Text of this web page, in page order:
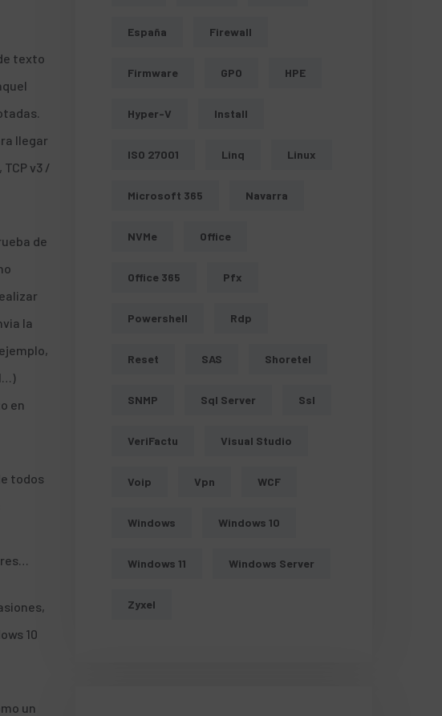
texto
llegar
v3 /
de
la
en
todos
10
un
España Firewall
Firmware GPO HPE
Hyper-V Install
ISO 27001 Linq Linux
Microsoft 365 Navarra
NVMe Office
Office 365 Pfx
Powershell Rdp
Reset SAS Shoretel
SNMP Sql Server Ssl
VeriFactu Visual Studio
Voip Vpn WCF
Windows Windows 10
Windows 11 Windows Server
Zyxel